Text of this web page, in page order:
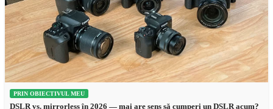
PRIN OBIECTIVUL MEU
DSLR vs. mirrorless în 2026 — mai are sens să cumperi un DSLR acum?